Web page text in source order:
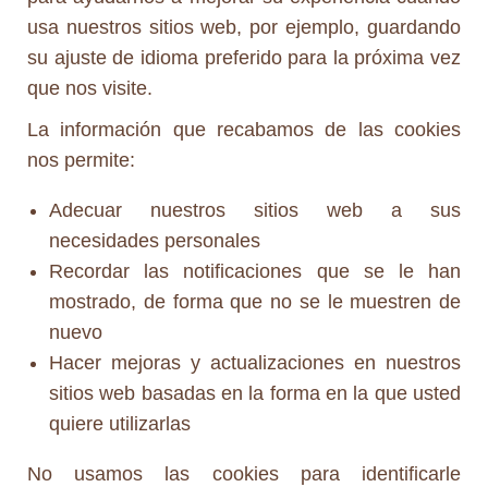
usa nuestros sitios web, por ejemplo, guardando
su ajuste de idioma preferido para la próxima vez
que nos visite.
La información que recabamos de las cookies
nos permite:
Adecuar nuestros sitios web a sus
necesidades personales
Recordar las notificaciones que se le han
mostrado, de forma que no se le muestren de
nuevo
Hacer mejoras y actualizaciones en nuestros
sitios web basadas en la forma en la que usted
quiere utilizarlas
No usamos las cookies para identificarle